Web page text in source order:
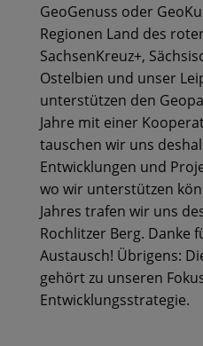
GeoGenuss oder
Regionen Land des
SachsenKreuz+,
Ostelbien und unser
unterstützen den
Jahre mit einer
tauschen wir uns
Entwicklungen und
wo wir unterstützen
Jahres trafen wir uns
Rochlitzer Berg. Danke
Austausch! Übrigens:
gehört zu unseren
Entwicklungsstrategie.